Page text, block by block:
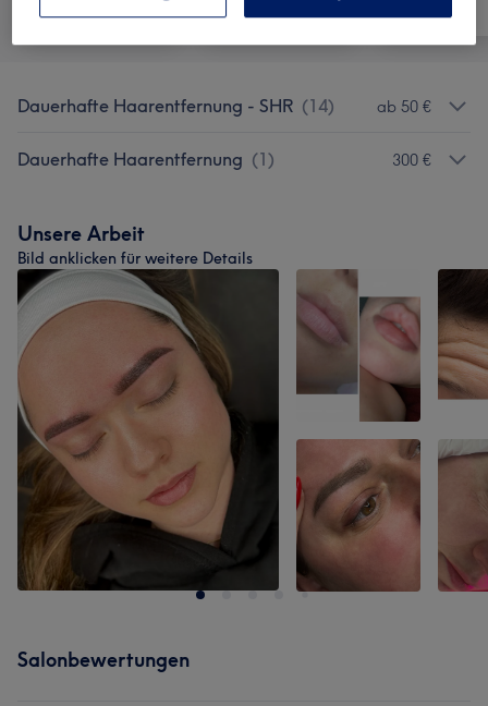
Dauerhafte Haarentfernung - SHR (14) ab 50 €
Dauerhafte Haarentfernung (1) 300 €
Unsere Arbeit
Bild anklicken für weitere Details
Salonbewertungen